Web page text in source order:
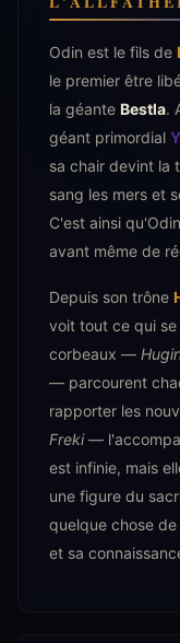
Odin est le fils de
le premier être
la géante Bestla.
géant primordial
sa chair devint la
sang les mers et
C'est ainsi
avant même de
Depuis son trône
voit tout ce qui se
corbeaux —
— parcourent
rapporter les
Freki—
est infinie, mais
une figure du
quelque chose
et sa